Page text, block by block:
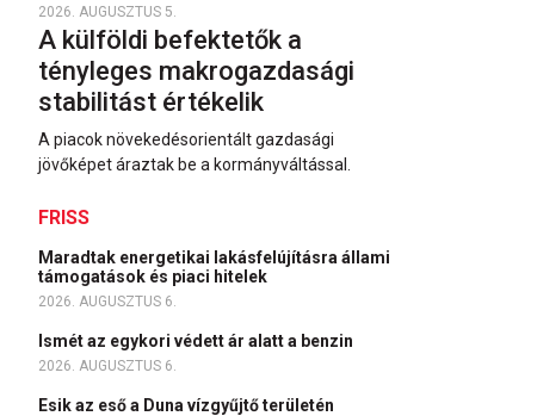
2026. AUGUSZTUS 5.
A külföldi befektetők a
tényleges makrogazdasági
stabilitást értékelik
A piacok növekedésorientált gazdasági
jövőképet áraztak be a kormányváltással.
FRISS
Maradtak energetikai lakásfelújításra állami
támogatások és piaci hitelek
2026. AUGUSZTUS 6.
Ismét az egykori védett ár alatt a benzin
2026. AUGUSZTUS 6.
Esik az eső a Duna vízgyűjtő területén